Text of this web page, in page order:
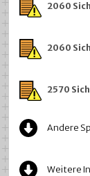
2060
2060
2570
Andere
Weitere